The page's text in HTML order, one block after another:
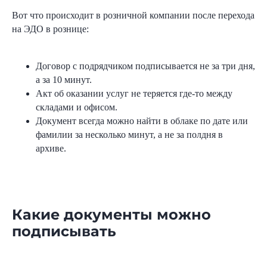
Вот что происходит в розничной компании после перехода
на ЭДО в рознице:
Договор с подрядчиком подписывается не за три дня,
а за 10 минут.
Акт об оказании услуг не теряется где-то между
складами и офисом.
Документ всегда можно найти в облаке по дате или
фамилии за несколько минут, а не за полдня в
архиве.
Какие документы можно
подписывать